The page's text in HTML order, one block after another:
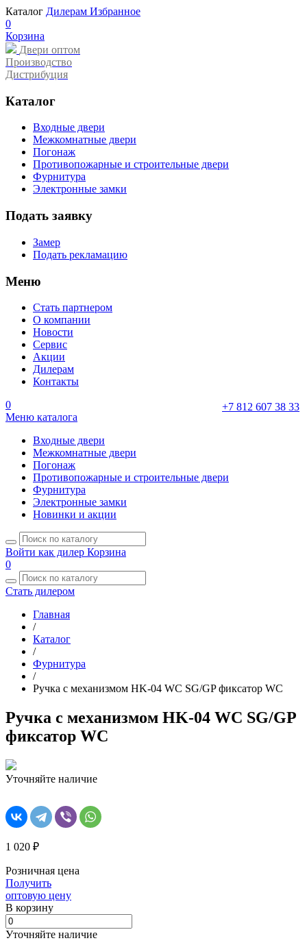
Каталог Дилерам Избранное
0
Корзина
Двери оптом
Производство
Дистрибуция
Каталог
Входные двери
Межкомнатные двери
Погонаж
Противопожарные и строительные двери
Фурнитура
Электронные замки
Подать заявку
Замер
Подать рекламацию
Меню
Стать партнером
О компании
Новости
Сервис
Акции
Дилерам
Контакты
+7 812 607 38 33
0
Меню каталога
Входные двери
Межкомнатные двери
Погонаж
Противопожарные и строительные двери
Фурнитура
Электронные замки
Новинки и акции
Войти как дилер Корзина
0
Стать дилером
Главная
/
Каталог
/
Фурнитура
/
Ручка с механизмом HK-04 WC SG/GP фиксатор WC
Ручка с механизмом HK-04 WC SG/GP
фиксатор WC
Уточняйте наличие
1 020 ₽
Розничная цена
Получить
оптовую цену
В корзинy
Уточняйте наличие